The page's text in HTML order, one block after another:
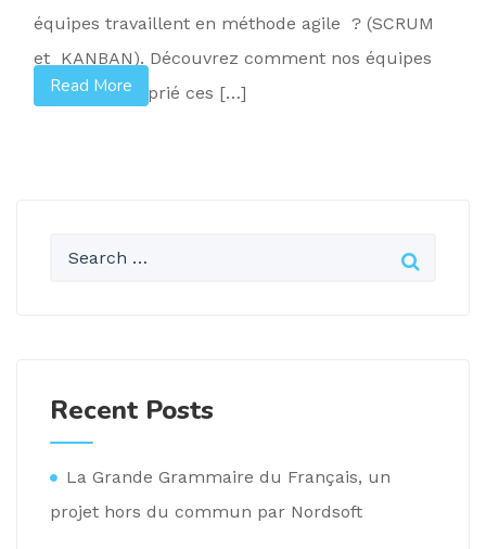
équipes travaillent en méthode agile ? (SCRUM
et KANBAN). Découvrez comment nos équipes
se sont approprié ces […]
Read More
Recent Posts
La Grande Grammaire du Français, un
projet hors du commun par Nordsoft